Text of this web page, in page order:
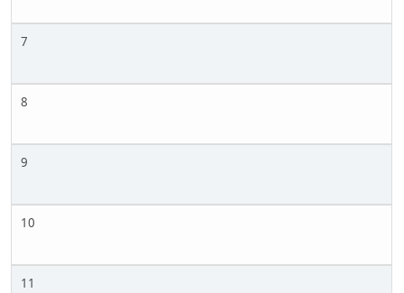
7
8
9
10
11